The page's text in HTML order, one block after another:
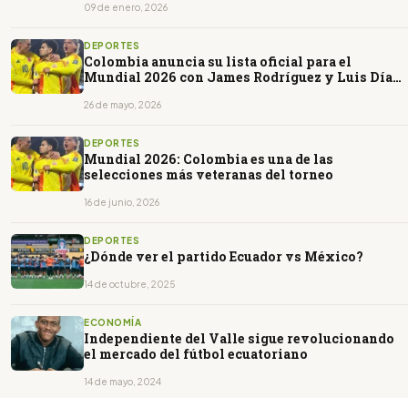
09 de enero, 2026
DEPORTES
Colombia anuncia su lista oficial para el
Mundial 2026 con James Rodríguez y Luis Díaz
26 de mayo, 2026
DEPORTES
Mundial 2026: Colombia es una de las
selecciones más veteranas del torneo
16 de junio, 2026
DEPORTES
¿Dónde ver el partido Ecuador vs México?
14 de octubre, 2025
ECONOMÍA
Independiente del Valle sigue revolucionando
el mercado del fútbol ecuatoriano
14 de mayo, 2024